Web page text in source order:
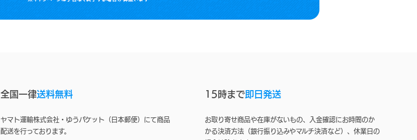
全国一律送料無料
ヤマト運輸株式会社・ゆうパケット（日本郵便）にて商品
配送を行っております。
15時まで即日発送
お取り寄せ商品や在庫がないもの、入金確認にお時間のか
かる決済方法（銀行振り込みやマルチ決済など）、休業日の